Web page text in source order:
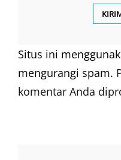
Situs ini
mengurangi spam.
komentar Anda